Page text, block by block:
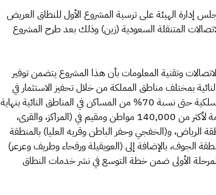
إدارة الهيئة على ترسية المشروع الأول للنطاق العريض
المتنقلة السعودية (زين) وذلك بعد طرح المشروع
وتقنية المعلومات بأن هذا المشروع يتضمن توفير
بمختلف مناطق المملكة من خلال تحفيز الاستثمار في
البنى التحتية، وزيادة نسبة تغطية شبكات النطاق العريض اللاسلكية حتى نسبة 70% من المساكن في المناطق النائية بنهاية
العام 2020م مضيفاً بأن هذا المشروع يستهدف توفير الخدمة لأكثر من 140,000 مواطن ومقيم في (المراكز، والقرى،
بمنطقة الرياض، و(الخفجي وحفر الباطن وقريه العليا) بالمنطقة
الجوف، بالإضافة إلى (العويقيلة ورفحاء وطريف وعرعر)
الأولى ضمن خطة التوسع في نشر خدمات النطاق